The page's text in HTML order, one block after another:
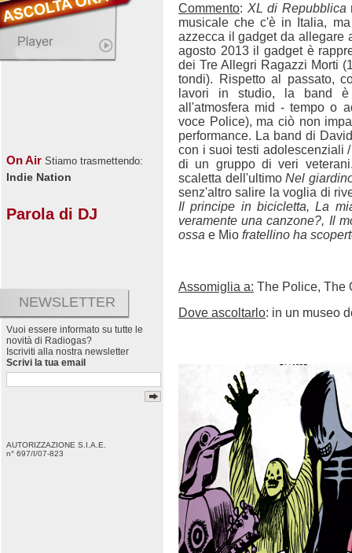
On Air Stiamo trasmettendo:
Indie Nation
Parola di DJ
NEWSLETTER
Vuoi essere informato su tutte le
novità di Radiogas?
Iscriviti alla nostra newsletter
Scrivi la tua email
AUTORIZZAZIONE S.I.A.E.
n° 697/I/07-823
Commento: XL di Repubblica
musicale che c'è in Italia,
azzecca il gadget da allegare
agosto 2013 il gadget è
dei Tre Allegri Ragazzi Morti
tondi). Rispetto al passato,
lavori in studio, la band
all'atmosfera mid - tempo o
voce Police), ma ciò non
performance. La band di
con i suoi testi adolescenziali
di un gruppo di veri
scaletta dell'ultimoNel
senz'altro salire la voglia di
Il principe in bicicletta, La
veramente una canzone?, Il
ossa e Mio fratellino ha
Assomiglia a: The Police, The
Dove ascoltarlo: in un museo